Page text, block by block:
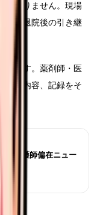
はありません。現場
録、退院後の引き継
とです。薬剤師・医
説明内容、記録をそ
の看護師偏在ニュー